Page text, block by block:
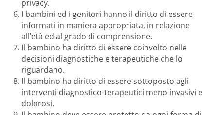
privacy.
I bambini ed i genitori hanno il diritto di essere
informati in maniera appropriata, in relazione
all’età ed al grado di comprensione.
Il bambino ha diritto di essere coinvolto nelle
decisioni diagnostiche e terapeutiche che lo
riguardano.
Il bambino ha diritto di essere sottoposto agli
interventi diagnostico-terapeutici meno invasivi e
dolorosi.